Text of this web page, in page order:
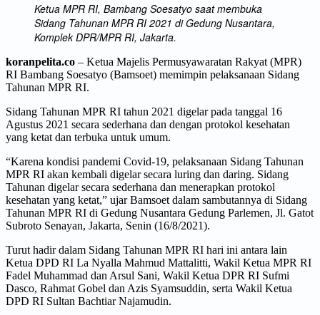
Ketua MPR RI, Bambang Soesatyo saat membuka
Sidang Tahunan MPR RI 2021 di Gedung Nusantara,
Komplek DPR/MPR RI, Jakarta.
koranpelita.co – Ketua Majelis Permusyawaratan Rakyat (MPR)
RI Bambang Soesatyo (Bamsoet) memimpin pelaksanaan Sidang
Tahunan MPR RI.
Sidang Tahunan MPR RI tahun 2021 digelar pada tanggal 16
Agustus 2021 secara sederhana dan dengan protokol kesehatan
yang ketat dan terbuka untuk umum.
“Karena kondisi pandemi Covid-19, pelaksanaan Sidang Tahunan
MPR RI akan kembali digelar secara luring dan daring. Sidang
Tahunan digelar secara sederhana dan menerapkan protokol
kesehatan yang ketat,” ujar Bamsoet dalam sambutannya di Sidang
Tahunan MPR RI di Gedung Nusantara Gedung Parlemen, Jl. Gatot
Subroto Senayan, Jakarta, Senin (16/8/2021).
Turut hadir dalam Sidang Tahunan MPR RI hari ini antara lain
Ketua DPD RI La Nyalla Mahmud Mattalitti, Wakil Ketua MPR RI
Fadel Muhammad dan Arsul Sani, Wakil Ketua DPR RI Sufmi
Dasco, Rahmat Gobel dan Azis Syamsuddin, serta Wakil Ketua
DPD RI Sultan Bachtiar Najamudin.